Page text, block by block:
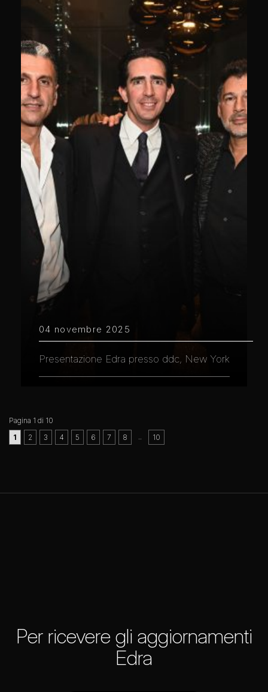
04 novembre 2025
Presentazione Edra presso ddc, New York
Pagina 1 di 10
1
2 3 4 5 6 7 8 10
Per ricevere gli aggiornamenti
Edra